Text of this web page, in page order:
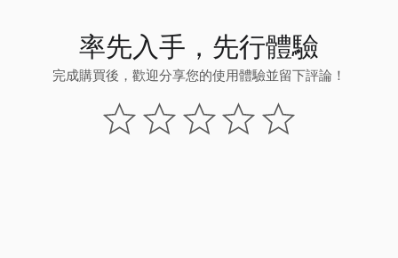
率先入手，先行體驗
完成購買後，歡迎分享您的使用體驗並留下評論！